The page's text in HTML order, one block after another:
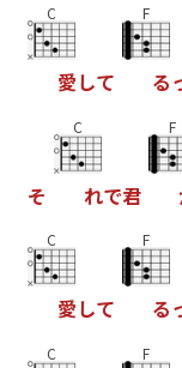
C
愛して
F
る
そ
C
れで君
F
C
愛して
F
る
C F